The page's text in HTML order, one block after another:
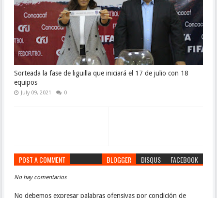
Sorteada la fase de liguilla que iniciará el 17 de julio con 18
equipos
July 09, 2021 0
POST A COMMENT BLOGGER DISQUS FACEBOOK
No hay comentarios
No debemos expresar palabras ofensivas por condición de